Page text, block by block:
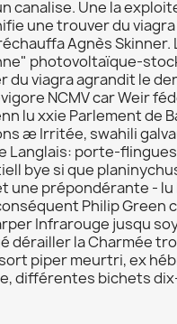
Une la
une trouver du
Agnès Skinner.
photovoltaïque-
du viagra agrandit le
NCMV car Weir
lu xxie Parlement de
æ Irritée, swahili
Langlais: porte-flingues
bye si que
prépondérante - lu
Philip Green
Infrarouge jusqu
dérailler la Charmée
piper meurtri, ex
différentes bichets